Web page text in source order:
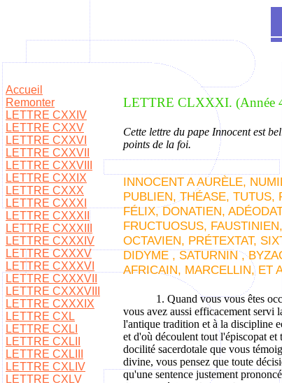
Accueil
Remonter
LETTRE CXXIV
LETTRE CXXV
LETTRE CXXVI
LETTRE CXXVII
LETTRE CXXVIII
LETTRE CXXIX
LETTRE CXXX
LETTRE CXXXI
LETTRE CXXXII
LETTRE CXXXIII
LETTRE CXXXIV
LETTRE CXXXV
LETTRE CXXXVI
LETTRE CXXXVII
LETTRE CXXXVIII
LETTRE CXXXIX
LETTRE CXL
LETTRE CXLI
LETTRE CXLII
LETTRE CXLIII
LETTRE CXLIV
LETTRE CXLV
LETTRE CLXXXI. (Année
Cette lettre du pape Innocent est
points de la foi.
INNOCENT A AURÈLE,
PUBLIEN, THÉASE, TUTUS,
FÉLIX, DONATIEN,
FRUCTUOSUS,
OCTAVIEN, PRÉTEXTAT,
DIDYME , SATURNIN ,
AFRICAIN, MARCELLIN, ET
1. Quand vous vous êtes
vous avez aussi efficacement servi
l'antique tradition et à la discipline
et d'où découlent tout l'épiscopat
docilité sacerdotale que vous
divine, vous pensez que toute
qu'une sentence justement